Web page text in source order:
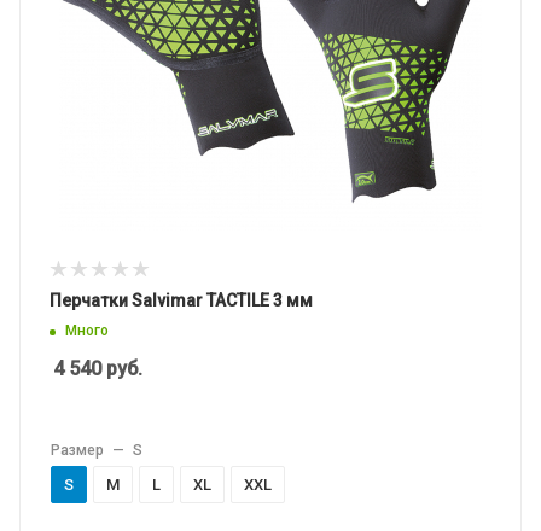
Перчатки Salvimar TACTILE 3 мм
Много
4 540руб.
Размер — S
S M L XL XXL